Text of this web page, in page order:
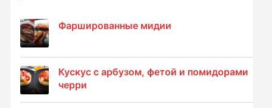
Фаршированные мидии
Кускус с арбузом, фетой и помидорами
черри